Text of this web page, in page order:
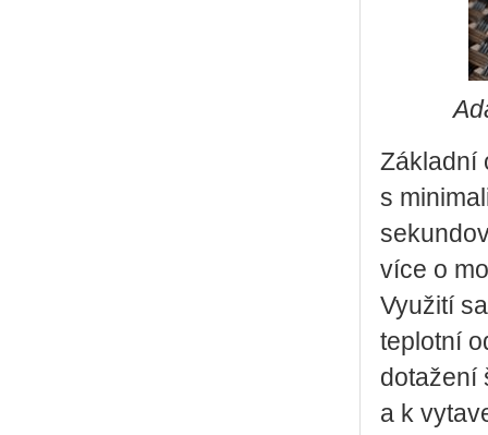
Základní
s
více o
Využití
teplotní
dotažení
a k